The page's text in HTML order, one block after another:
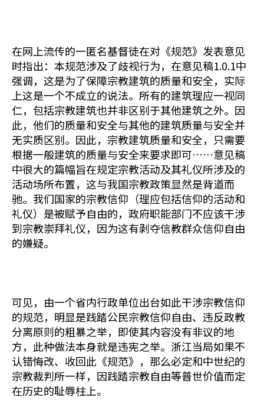
在网上流传的一匿名基督徒在对《规范》发表意见
时指出：本规范涉及了歧视行为，在意见稿1.0.1中
强调，这是为了保障宗教建筑的质量和安全，实际
上这是一个不成立的说法。所有的建筑理应一视同
仁，包括宗教建筑也并非区别于其他建筑之外。因
此，他们的质量和安全与其他的建筑质量与安全并
无实质区别。因此，宗教建筑质量和安全，只需要
根据一般建筑的质量与安全来要求即可……意见稿
中很大的篇幅旨在规定宗教活动及其礼仪所涉及的
活动场所布置，这与我国宗教政策显然是背道而
驰。我们国家的宗教信仰（理应包括信仰的活动和
礼仪）是被赋予自由的，政府职能部门不应该干涉
到宗教崇拜礼仪，因为这有剥夺信教群众信仰自由
的嫌疑。
可见，由一个省内行政单位出台如此干涉宗教信仰
的规范，明显是践踏公民宗教信仰自由、违反政教
分离原则的粗暴之举，即使其内容没有非议的地
方，此种做法本身就是违宪之举。浙江当局如果不
认错悔改、收回此《规范》，那么必定和中世纪的
宗教裁判所一样，因践踏宗教自由等普世价值而定
在历史的耻辱柱上。